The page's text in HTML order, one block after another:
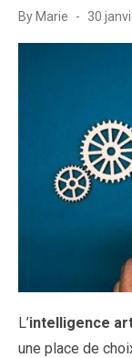
By Marie
Posted
30
L’intelligence
une place de